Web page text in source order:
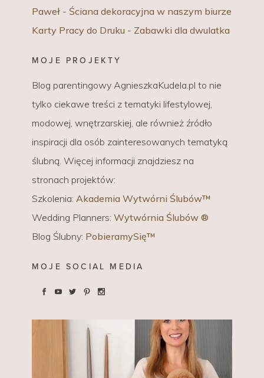
Paweł - Ściana dekoracyjna w naszym biurze
Karty Pracy do Druku - Zabawki dla dwulatka
MOJE PROJEKTY
Blog parentingowy AgnieszkaKudela.pl to nie
tylko ciekawe treści z tematyki lifestylowej,
modowej, wnętrzarskiej, ale również źródło
inspiracji dla osób zainteresowanych tematyką
ślubną. Więcej informacji znajdziesz na
stronach projektów:
Szkolenia: Akademia Wytwórni Ślubów™
Wedding Planners: Wytwórnia Ślubów ®
Blog Ślubny: PobieramySię™
MOJE SOCIAL MEDIA